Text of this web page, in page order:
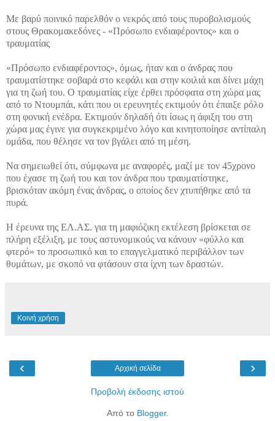
Με βαρύ ποινικό παρελθόν ο νεκρός από τους πυροβολισμούς
στους Θρακομακεδόνες - «Πρόσωπο ενδιαφέροντος» και ο
τραυματίας
«Πρόσωπο ενδιαφέροντος», όμως, ήταν και ο άνδρας που
τραυματίστηκε σοβαρά στο κεφάλι και στην κοιλιά και δίνει μάχη
για τη ζωή του. Ο τραυματίας είχε έρθει πρόσφατα στη χώρα μας
από το Ντουμπάι, κάτι που οι ερευνητές εκτιμούν ότι έπαιξε ρόλο
στη φονική ενέδρα. Εκτιμούν δηλαδή ότι ίσως η άφιξη του στη
χώρα μας έγινε για συγκεκριμένο λόγο και κινητοποίησε αντίπαλη
ομάδα, που θέλησε να τον βγάλει από τη μέση.
Να σημειωθεί ότι, σύμφωνα με αναφορές, μαζί με τον 45χρονο
που έχασε τη ζωή του και τον άνδρα που τραυματίστηκε,
βρισκόταν ακόμη ένας άνδρας, ο οποίος δεν χτυπήθηκε από τα
πυρά.
Η έρευνα της ΕΛ.ΑΣ. για τη μαφιόζικη εκτέλεση βρίσκεται σε
πλήρη εξέλιξη, με τους αστυνομικούς να κάνουν «φύλλο και
φτερό» το προσωπικό και το επαγγελματικό περιβάλλον των
θυμάτων, με σκοπό να φτάσουν στα ίχνη των δραστών.
Κοινή χρήση
‹ ›
Αρχική σελίδα
Προβολή έκδοσης ιστού
Από το Blogger.